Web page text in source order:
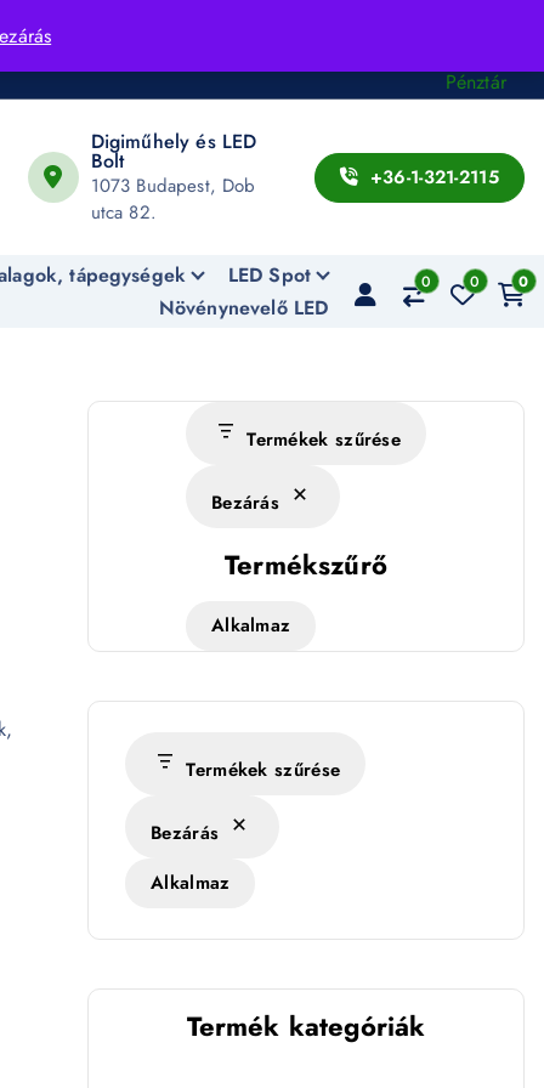
Pénztár
Digiműhely és LED
Bolt
1073 Budapest, Dob
utca 82.
+36-1-321-2115
tápegységek
LED Spot
Növénynevelő LED
0 0 0
Termékek szűrése
Bezárás
Termékszűrő
Alkalmaz
Termékek szűrése
Bezárás
Alkalmaz
Termék kategóriák